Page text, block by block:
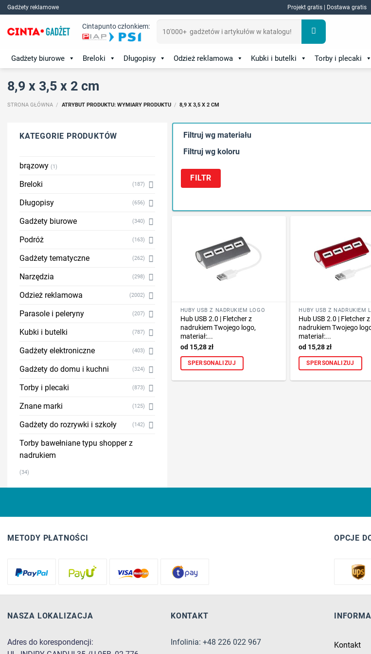
Skip
to
content
Gadżety reklamowe Projekt gratis | Dostawa gratis
Cintapunto członkiem:
Gadżety biurowe Breloki Długopisy Odzież reklamowa Kubki i butelki Torby i plecaki
8,9 x 3,5 x 2 cm
STRONA GŁÓWNA / ATRYBUT PRODUKTU: WYMIARY PRODUKTU / 8,9 X 3,5 X 2 CM
KATEGORIE PRODUKTÓW
brązowy (1)
Breloki (187)
Długopisy (656)
Gadżety biurowe (340)
Podróż (163)
Gadżety tematyczne (262)
Narzędzia (298)
Odzież reklamowa (2002)
Parasole i peleryny (207)
Kubki i butelki (787)
Gadżety elektroniczne (403)
Gadżety do domu i kuchni (324)
Torby i plecaki (873)
Znane marki (125)
Gadżety do rozrywki i szkoły (142)
Torby bawełniane typu shopper z
nadrukiem
(34)
Filtruj wg materiału
Filtruj wg koloru
FILTR
HUBY USB Z NADRUKIEM LOGO
Hub USB 2.0 | Fletcher z
nadrukiem Twojego logo,
materiał:...
15,28zł
SPERSONALIZUJ
HUBY USB Z NADRUKIEM
Hub USB 2.0 | Fletcher z
nadrukiem Twojego
materiał:...
15,28zł
SPERSONALIZUJ
METODY PŁATNOŚCI OPCJE
NASZA LOKALIZACJA
Adres do korespondencji:
KONTAKT
Infolinia: +48 226 022 967 Kontakt